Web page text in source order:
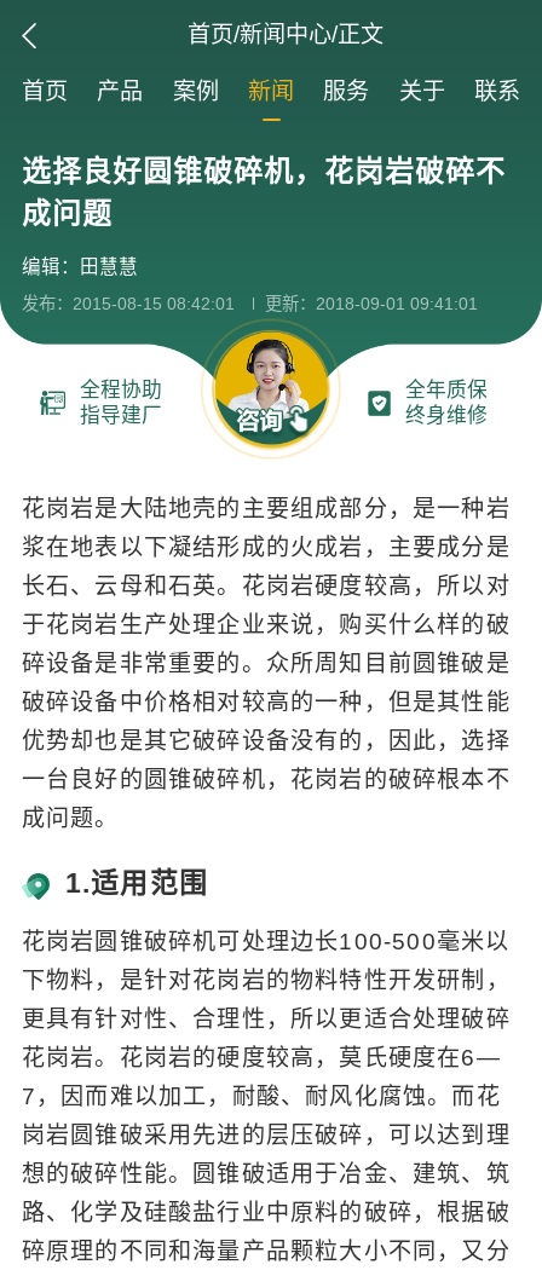
首页/新闻中心/正文
首页 产品 案例 新闻 服务 关于 联系
选择良好圆锥破碎机，花岗岩破碎不
成问题
编辑：田慧慧
发布：2015-08-15 08:42:01 更新：2018-09-01 09:41:01
全程协助
指导建厂
全年质保
终身维修
花岗岩是大陆地壳的主要组成部分，是一种岩
浆在地表以下凝结形成的火成岩，主要成分是
长石、云母和石英。花岗岩硬度较高，所以对
于花岗岩生产处理企业来说，购买什么样的破
碎设备是非常重要的。众所周知目前圆锥破是
破碎设备中价格相对较高的一种，但是其性能
优势却也是其它破碎设备没有的，因此，选择
一台良好的圆锥破碎机，花岗岩的破碎根本不
成问题。
1.适用范围
花岗岩圆锥破碎机可处理边长100-500毫米以
下物料，是针对花岗岩的物料特性开发研制，
更具有针对性、合理性，所以更适合处理破碎
花岗岩。花岗岩的硬度较高，莫氏硬度在6—
7，因而难以加工，耐酸、耐风化腐蚀。而花
岗岩圆锥破采用先进的层压破碎，可以达到理
想的破碎性能。圆锥破适用于冶金、建筑、筑
路、化学及硅酸盐行业中原料的破碎，根据破
碎原理的不同和海量产品颗粒大小不同，又分